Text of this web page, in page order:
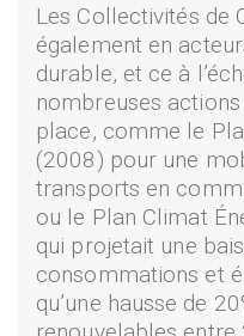
Les Collectivités de
également en
durable, et ce à
nombreuses
place, comme le
(2008) pour une
transports en
ou le Plan Climat
qui projetait une
consommations et
qu’une hausse de